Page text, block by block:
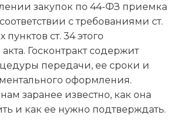
закупок по 44-ФЗ приемка
с требованиями ст.
ст. 34 этого
Госконтракт содержит
передачи, ее сроки и
оформления.
заранее известно, как она
и как ее нужно подтверждать.